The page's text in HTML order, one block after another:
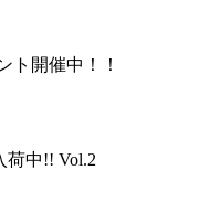
ト開催中！！
荷中!! Vol.2